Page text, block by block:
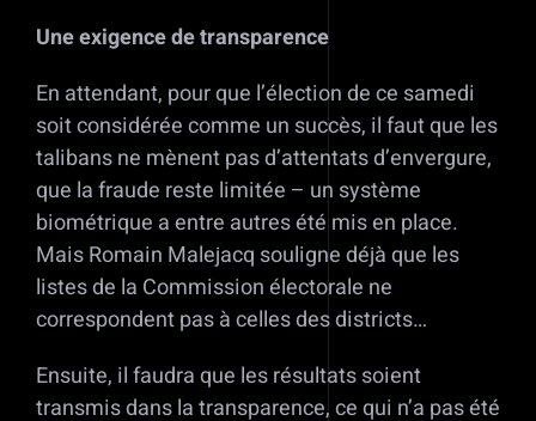
Une exigence de transparence
En attendant, pour que l’élection de ce samedi
soit considérée comme un succès, il faut que les
talibans ne mènent pas d’attentats d’envergure,
que la fraude reste limitée – un système
biométrique a entre autres été mis en place.
Mais Romain Malejacq souligne déjà que les
listes de la Commission électorale ne
correspondent pas à celles des districts…
Ensuite, il faudra que les résultats soient
transmis dans la transparence, ce qui n’a pas été